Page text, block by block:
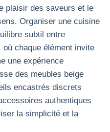
plaisir des saveurs et le
Organiser une cuisine
subtil entre
chaque élément invite
une expérience
des meubles beige
encastrés discrets
authentiques
la simplicité et la